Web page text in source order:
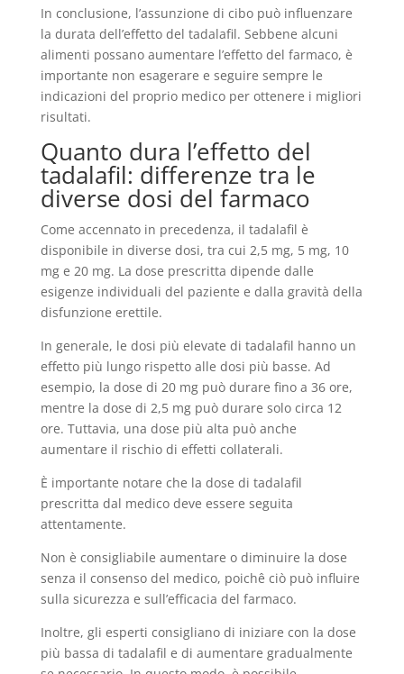
In conclusione, l’assunzione di cibo può influenzare
la durata dell’effetto del tadalafil. Sebbene alcuni
alimenti possano aumentare l’effetto del farmaco, è
importante non esagerare e seguire sempre le
indicazioni del proprio medico per ottenere i migliori
risultati.
Quanto dura l’effetto del
tadalafil: differenze tra le
diverse dosi del farmaco
Come accennato in precedenza, il tadalafil è
disponibile in diverse dosi, tra cui 2,5 mg, 5 mg, 10
mg e 20 mg. La dose prescritta dipende dalle
esigenze individuali del paziente e dalla gravità della
disfunzione erettile.
In generale, le dosi più elevate di tadalafil hanno un
effetto più lungo rispetto alle dosi più basse. Ad
esempio, la dose di 20 mg può durare fino a 36 ore,
mentre la dose di 2,5 mg può durare solo circa 12
ore. Tuttavia, una dose più alta può anche
aumentare il rischio di effetti collaterali.
È importante notare che la dose di tadalafil
prescritta dal medico deve essere seguita
attentamente.
Non è consigliabile aumentare o diminuire la dose
senza il consenso del medico, poichê ciò può influire
sulla sicurezza e sull’efficacia del farmaco.
Inoltre, gli esperti consigliano di iniziare con la dose
più bassa di tadalafil e di aumentare gradualmente